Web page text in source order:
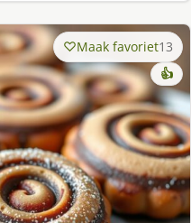
Maak favoriet13
👍